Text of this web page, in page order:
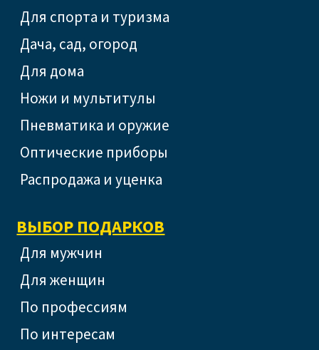
Для спорта и туризма
Дача, сад, огород
Для дома
Ножи и мультитулы
Пневматика и оружие
Оптические приборы
Распродажа и уценка
ВЫБОР ПОДАРКОВ
Для мужчин
Для женщин
По профессиям
По интересам